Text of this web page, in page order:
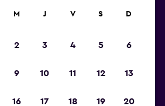
M J V S D
2 3 4 5 6
9 10 11 12 13
16 17 18 19 20